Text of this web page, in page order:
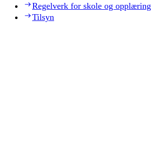
Regelverk for skole og opplæring
Tilsyn